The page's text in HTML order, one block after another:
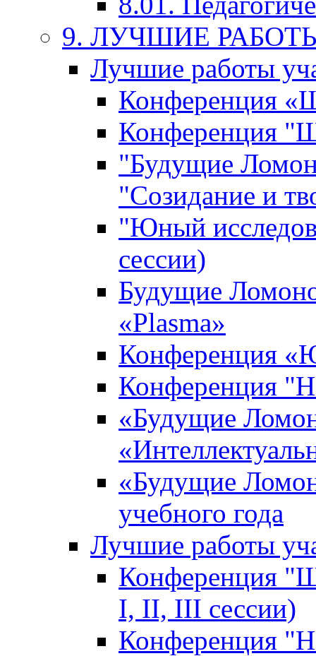
9. ЛУЧШИЕ
Лучшие работы
Конференция
Конференция
"Будущие
"Созидание и
"Юный
сессии)
Будущие
«Plasma»
Конференция
Конференция
«Будущие
«Будущие
учебного года
Лучшие работы
Конференция
I, II, III сессии)
Конференция